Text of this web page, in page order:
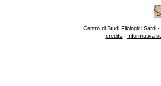
Centro di Studi Filologici Sardi
credits | Informativa